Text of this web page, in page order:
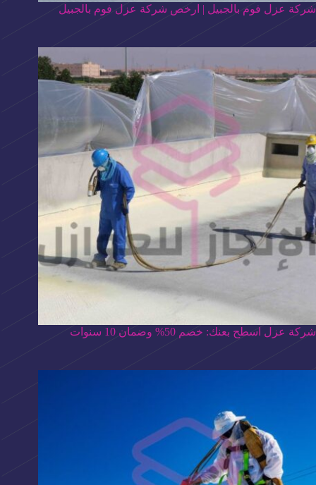
شركة عزل فوم بالجبيل | ارخص شركة عزل فوم بالجبيل
شركة عزل اسطح بعنك: خصم 50% وضمان 10 سنوات